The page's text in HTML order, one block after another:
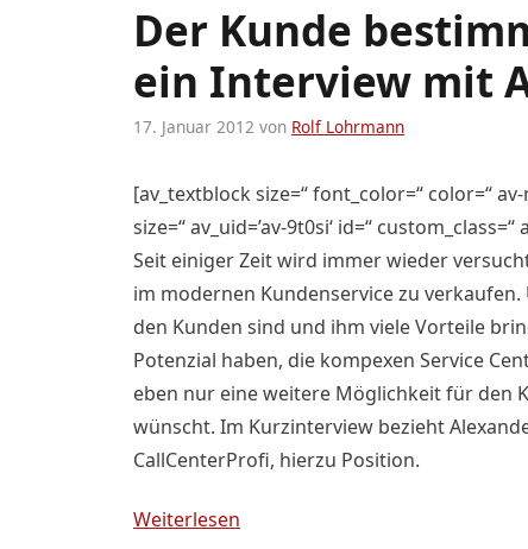
Der Kunde
ein Interview mit
17. Januar 2012 von Rolf Lohrmann
[av_textblock size=“ font_color=“ color=“
size=“ av_uid=’av-9t0si‘ id=“
Seit einiger Zeit wird immer wieder
im modernen Kundenservice zu
den Kunden sind und ihm viele Vorteile
Potenzial haben, die kompexen Service
eben nur eine weitere Möglichkeit für den
wünscht. Im Kurzinterview bezieht
CallCenterProfi, hierzu Position.
Weiterlesen